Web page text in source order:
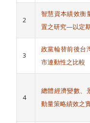
2
智慧資本績效衡
置之研究—以定
3
政黨輪替前後台
市連動性之比較
4
總體經濟變數、
動量策略績效之